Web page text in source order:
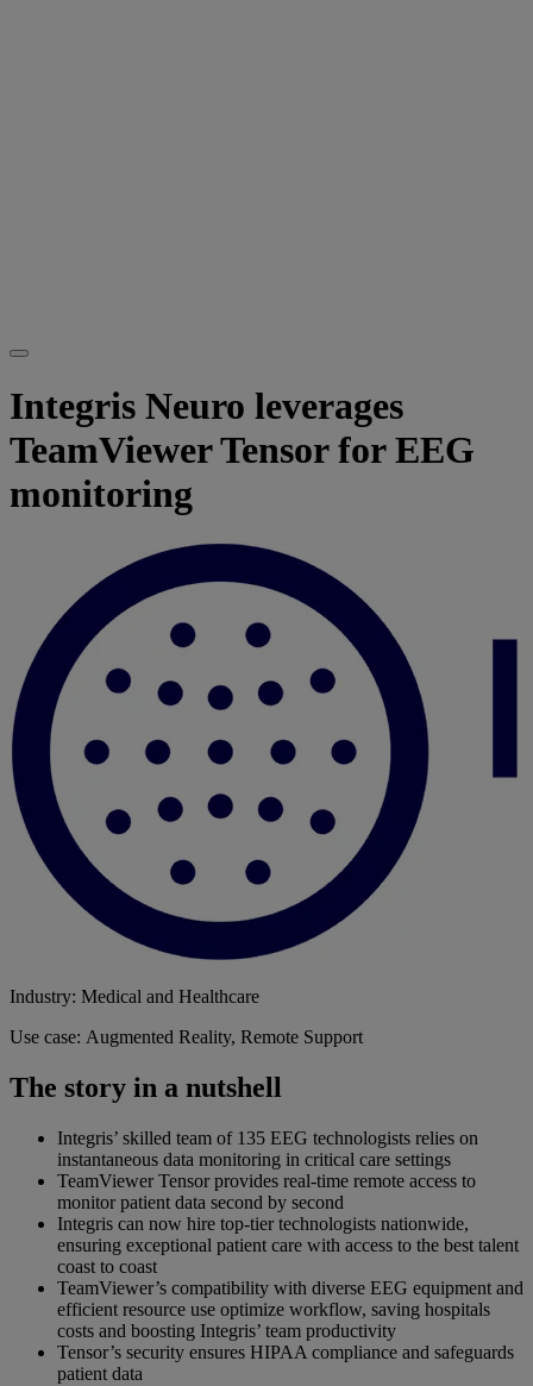
Integris Neuro leverages
TeamViewer Tensor for EEG
monitoring
Industry: Medical and Healthcare
Use case: Augmented Reality, Remote Support
The story in a nutshell
Integris’ skilled team of 135 EEG technologists relies on
instantaneous data monitoring in critical care settings
TeamViewer Tensor provides real-time remote access to
monitor patient data second by second
Integris can now hire top-tier technologists nationwide,
ensuring exceptional patient care with access to the best talent
coast to coast
TeamViewer’s compatibility with diverse EEG equipment and
efficient resource use optimize workflow, saving hospitals
costs and boosting Integris’ team productivity
Tensor’s security ensures HIPAA compliance and safeguards
patient data